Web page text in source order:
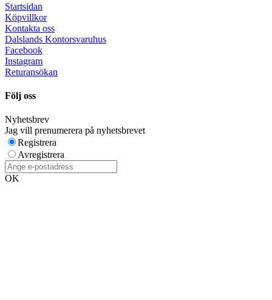
Startsidan
Köpvillkor
Kontakta oss
Dalslands Kontorsvaruhus
Facebook
Instagram
Returansökan
Följ oss
Nyhetsbrev
Jag vill prenumerera på nyhetsbrevet
Registrera
Avregistrera
OK